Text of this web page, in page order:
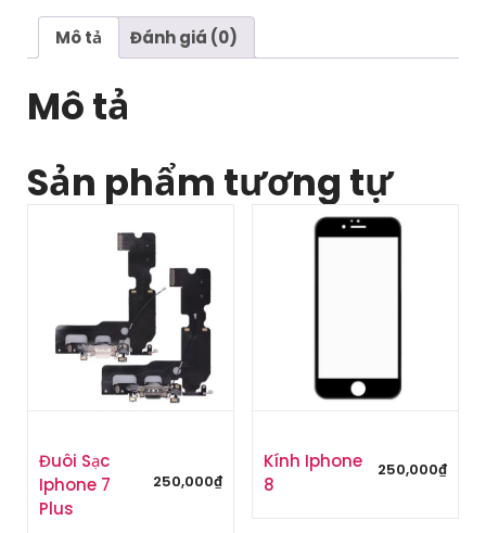
số
lượngMô tả Đánh giá (0)
Mô tả
Sản phẩm tương tự
Đuôi Sạc
Iphone 7
Plus
250,000₫
Kính Iphone
8
250,000₫